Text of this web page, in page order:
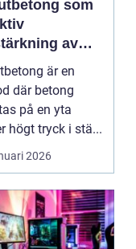
som
av
och betong
är en
där betong
på en yta
högt tryck i stä...
2026